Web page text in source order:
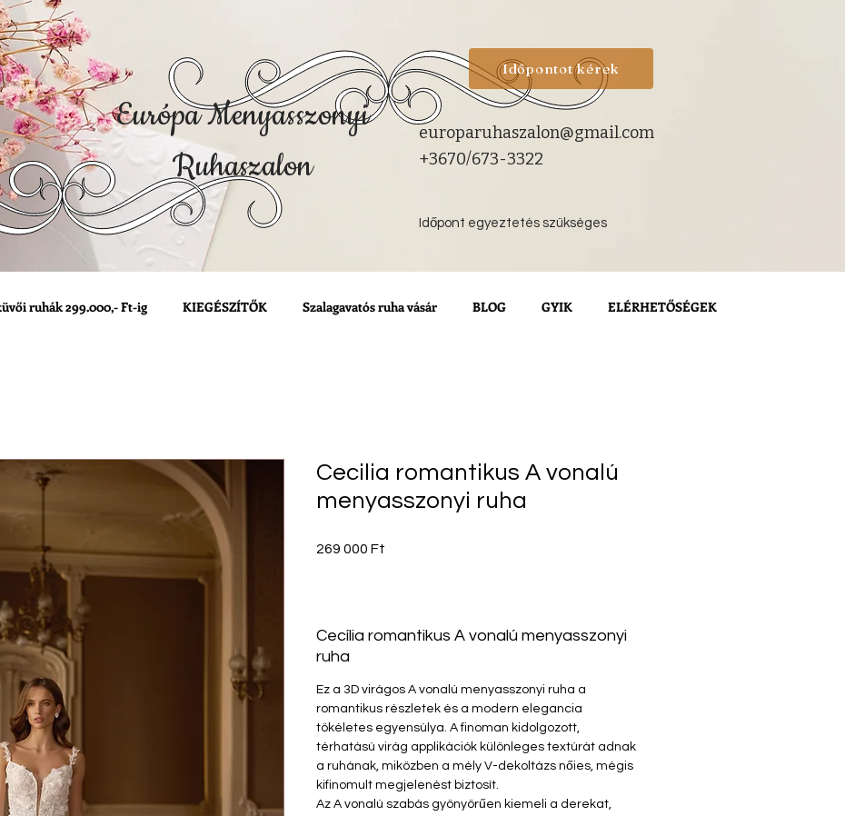
europaruhaszalon@gmail.com
+3670/673-3322
Időpont egyeztetés szükséges
Európa Menyasszonyi
Ruhaszalon
Időpontot kérek
ruhák 299.000,- Ft-ig KIEGÉSZÍTŐK Szalagavatós ruha vásár BLOG GYIK ELÉRHETŐSÉGEK
Cecilia romantikus A vonalú
menyasszonyi ruha
269 000 Ft
Cecília romantikus A vonalú menyasszonyi
ruha
Ez a 3D virágos A vonalú menyasszonyi ruha a
romantikus részletek és a modern elegancia
tökéletes egyensúlya. A finoman kidolgozott,
térhatású virág applikációk különleges textúrát adnak
a ruhának, miközben a mély V-dekoltázs nőies, mégis
kifinomult megjelenést biztosít.
Az A vonalú szabás gyönyörűen kiemeli a derekat,